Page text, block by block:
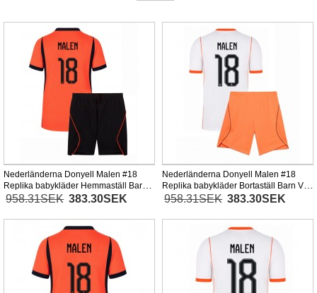
Nederländerna Donyell Malen #18
Replika babykläder Hemmaställ Barn
VM 2026 Kortärmad (+ korta byxor)
958.31SEK 383.30SEK
Nederländerna Donyell Malen #18
Replika babykläder Bortaställ Barn VM
2026 Kortärmad (+ korta byxor)
958.31SEK 383.30SEK